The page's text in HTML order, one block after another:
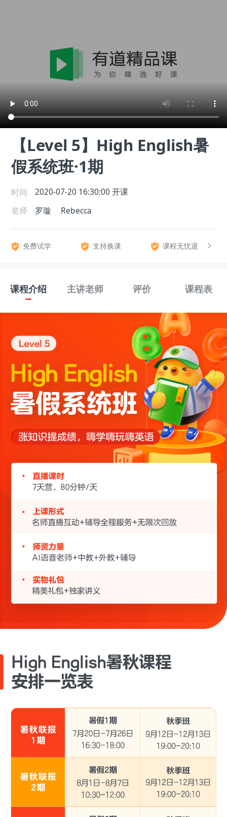
【Level 5】High English暑
假系统班·1期
时间 2020-07-20 16:30:00 开课
老师
罗璇 Rebecca
免费试学 支持换课 课程无忧退
课程介绍 主讲老师 评价 课程表